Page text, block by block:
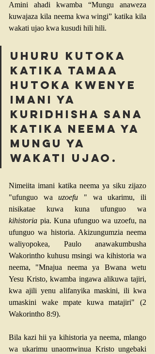
Amini ahadi kwamba “Mungu anaweza
kuwajaza kila neema kwa wingi” katika kila
wakati ujao kwa kusudi hili hili.
Uhuru kutoka
katika tamaa
hutoka kwenye
imani ya
kuridhisha sana
katika neema ya
Mungu ya
wakati ujao.
Nimeiita imani katika neema ya siku zijazo
"ufunguo wa uzoefu " wa ukarimu, ili
kihistoria pia. Kuna ufunguo wa uzoefu, na
ufunguo wa historia. Akizungumzia neema
waliyopokea, Paulo anawakumbusha
Wakorintho kuhusu msingi wa kihistoria wa
neema, "Mnajua neema ya Bwana wetu
Yesu Kristo, kwamba ingawa alikuwa tajiri,
kwa ajili yenu alifanyika maskini, ili kwa
umaskini wake mpate kuwa matajiri" (2
Wakorintho 8:9).
Bila kazi hii ya kihistoria ya neema, mlango
wa ukarimu unaomwinua Kristo ungebaki